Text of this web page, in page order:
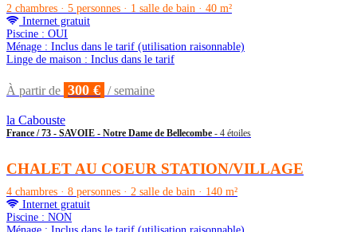
2 chambres · 5 personnes · 1 salle de bain · 40 m²
Internet gratuit
Piscine : OUI
Ménage : Inclus dans le tarif (utilisation raisonnable)
Linge de maison : Inclus dans le tarif
À partir de 300 € / semaine
la Cabouste
France / 73 - SAVOIE - Notre Dame de Bellecombe - 4 étoiles
CHALET AU COEUR STATION/VILLAGE
4 chambres · 8 personnes · 2 salle de bain · 140 m²
Internet gratuit
Piscine : NON